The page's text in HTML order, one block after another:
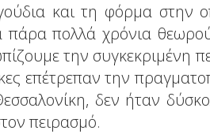
και τη φόρμα στην
πάρα πολλά χρόνια
την συγκεκριμένη
επέτρεπαν την
δεν ήταν
πειρασμό.